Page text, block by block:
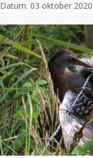
Datum: 03 oktober 2020